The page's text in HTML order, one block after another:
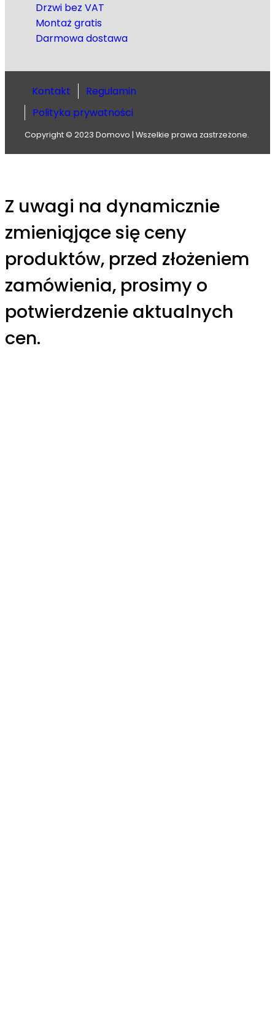
Drzwi bez VAT
Montaż gratis
Darmowa dostawa
Kontakt
Regulamin
Polityka prywatności
Copyright © 2023 Domovo | Wszelkie prawa zastrzeżone.
Z uwagi na dynamicznie
zmieniąjące się ceny
produktów, przed złożeniem
zamówienia, prosimy o
potwierdzenie aktualnych
cen.